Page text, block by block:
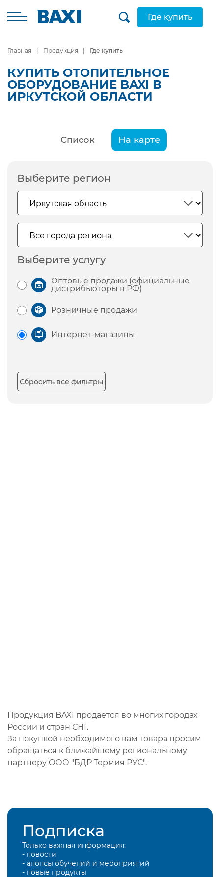
Где купить
Главная Продукция Где купить
КУПИТЬ ОТОПИТЕЛЬНОЕ
ОБОРУДОВАНИЕ BAXI В
ИРКУТСКОЙ ОБЛАСТИ
Список На карте
Выберите регион
Выберите услугу
Оптовые продажи (официальные
дистрибьюторы в РФ)
Розничные продажи
Интернет-магазины
Сбросить все фильтры
Продукция BAXI продается во многих городах
России и стран СНГ.
За покупкой необходимого вам товара просим
обращаться к ближайшему региональному
партнеру ООО "БДР Термия РУС".
Подписка
Только важная информация:
- новости
- анонсы обучений и мероприятий
- новые продукты